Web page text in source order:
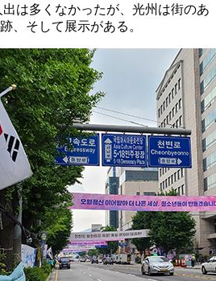
は多くなかったが、光州は街のあ
、そして展示がある。